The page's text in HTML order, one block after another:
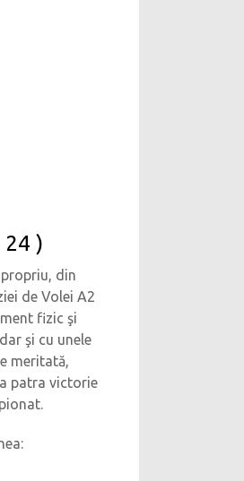
24 )
din
de Volei A2
fizic şi
şi cu unele
meritată,
patra victorie